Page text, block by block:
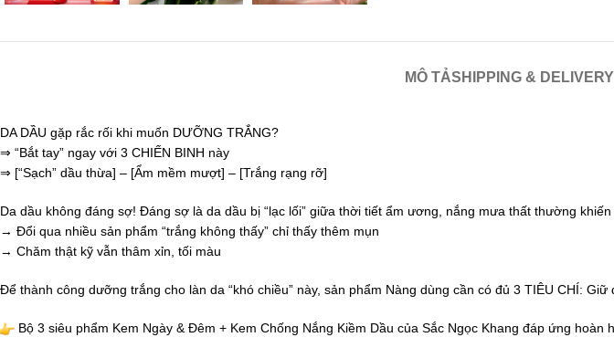
MÔ TẢSHIPPING & DELIVERY
DA DẦU gặp rắc rối khi muốn DƯỠNG TRẮNG?
⇒ “Bắt tay” ngay với 3 CHIẾN BINH này
⇒ [“Sạch” dầu thừa] – [Ẩm mềm mượt] – [Trắng rạng rỡ]
Da dầu không đáng sợ! Đáng sợ là da dầu bị “lạc lối” giữa thời tiết ẩm ương, nắng mưa thất thường
→ Đổi qua nhiều sản phẩm “trắng không thấy” chỉ thấy thêm mụn
→ Chăm thật kỹ vẫn thâm xỉn, tối màu
Để thành công dưỡng trắng cho làn da “khó chiều” này, sản phẩm Nàng dùng cần có đủ 3 TIÊU CHÍ:
Bộ 3 siêu phẩm Kem Ngày & Đêm + Kem Chống Nắng Kiềm Dầu của Sắc Ngọc Khang đáp ứng hoàn